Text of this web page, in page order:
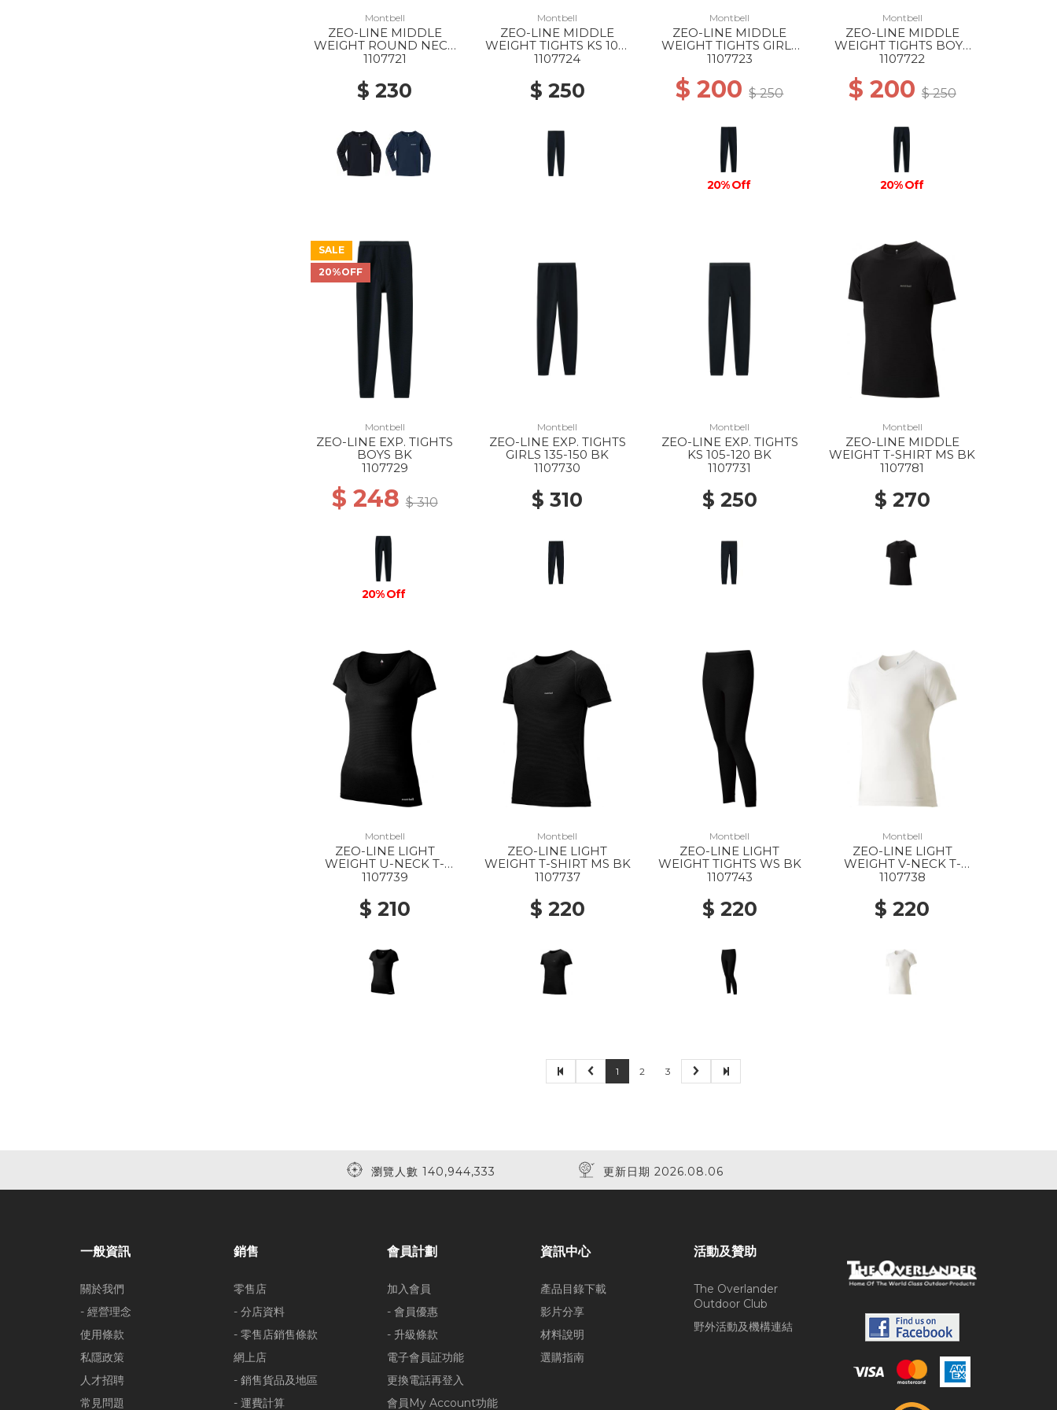
Montbell
ZEO-LINE MIDDLE
WEIGHT ROUND NECK
SHIRT KS 105-120 BK
1107721
$ 230
Montbell
ZEO-LINE MIDDLE
WEIGHT TIGHTS KS 105-
120 BK
1107724
$ 250
Montbell
ZEO-LINE MIDDLE
WEIGHT TIGHTS GIRLS
BK
1107723
$ 200$ 250
20% Off
Montbell
ZEO-LINE MIDDLE
WEIGHT TIGHTS BOYS
BK
1107722
$ 200 $ 250
20% Off
SALE
20%OFF
Montbell
ZEO-LINE EXP. TIGHTS
BOYS BK
1107729
$ 248$ 310
20% Off
Montbell
ZEO-LINE EXP. TIGHTS
GIRLS 135-150 BK
1107730
$ 310
Montbell
ZEO-LINE EXP. TIGHTS
KS 105-120 BK
1107731
$ 250
Montbell
ZEO-LINE MIDDLE
WEIGHT T-SHIRT MS BK
1107781
$ 270
Montbell
ZEO-LINE LIGHT
WEIGHT U-NECK T-
SHIRT WS BK
1107739
$ 210
Montbell
ZEO-LINE LIGHT
WEIGHT T-SHIRT MS BK
1107737
$ 220
Montbell
ZEO-LINE LIGHT
WEIGHT TIGHTS WS BK
1107743
$ 220
Montbell
ZEO-LINE LIGHT
WEIGHT V-NECK T-
SHIRT MS WT
1107738
$ 220
1 2 3
瀏覽人數 140,944,333 更新日期 2026.08.06
一般資訊
關於我們
- 經營理念
使用條款
私隱政策
人才招聘
常見問題
銷售
零售店
- 分店資料
- 零售店銷售條款
網上店
- 銷售貨品及地區
- 運費計算
會員計劃
加入會員
- 會員優惠
- 升級條款
電子會員証功能
更換電話再登入
會員My Account功能
資訊中心
產品目錄下載
影片分享
材料說明
選購指南
活動及贊助
The Overlander
Outdoor Club
野外活動及機構連結